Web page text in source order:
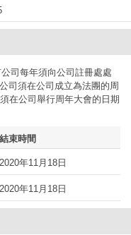
司每年須向公司註冊處處
司須在公司成立為法團的周
在公司舉行周年大會的日期
結束時間
2020年11月18日
2020年11月18日